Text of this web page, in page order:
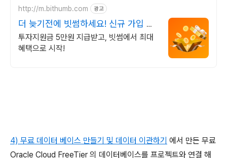
http://m.bithumb.com 광고
더 늦기전에 빗썸하세요! 신규 가입 시
5만원 혜택
투자지원금 5만원 지급받고, 빗썸에서 최대
혜택으로 시작!
4) 무료 데이터 베이스 만들기 및 데이터 이관하기 에서 만든 무료
Oracle Cloud FreeTier 의 데이터베이스를 프로젝트와 연결 해